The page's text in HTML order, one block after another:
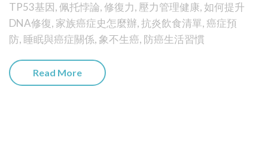
TP53基因,佩托悖論,修復力, 壓力管理健康,如何提升
DNA修復, 家族癌症史怎麼辦,抗炎飲食清單,癌症預
防, 睡眠與癌症關係, 象不生癌, 防癌生活習慣
Read More